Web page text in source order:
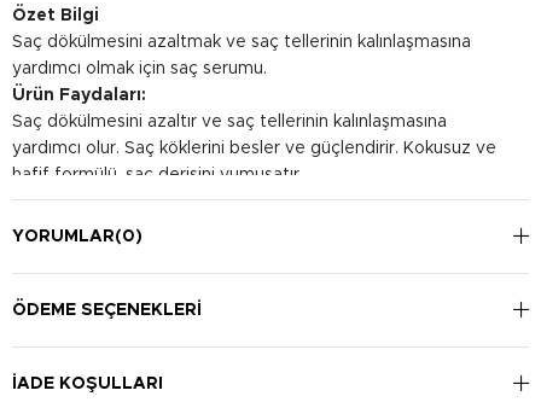
Özet Bilgi
Saç dökülmesini azaltmak ve saç tellerinin kalınlaşmasına
yardımcı olmak için saç serumu.
Ürün Faydaları:
Saç dökülmesini azaltır ve saç tellerinin kalınlaşmasına
yardımcı olur. Saç köklerini besler ve güçlendirir. Kokusuz ve
hafif formülü, saç derisini yumuşatır.
Kullanım Şekli:
Saç derisine masaj yaparak uygulayın. Günde 1 kez kullanın.
YORUMLAR(0)
ÖDEME SEÇENEKLERI
İADE KOŞULLARI